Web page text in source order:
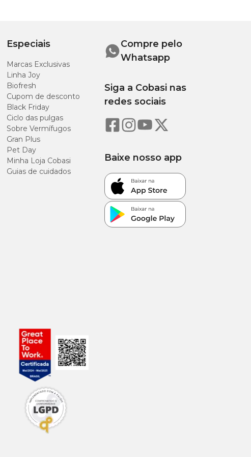
Especiais
Marcas Exclusivas
Linha Joy
Biofresh
Cupom de desconto
Black Friday
Ciclo das pulgas
Sobre Vermífugos
Gran Plus
Pet Day
Minha Loja Cobasi
Guias de cuidados
Compre pelo
Whatsapp
Siga a Cobasi nas
redes sociais
Baixe nosso app